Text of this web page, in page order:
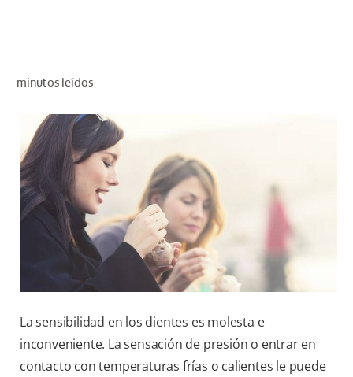
minutos leídos
La sensibilidad en los dientes es molesta e
inconveniente. La sensación de presión o entrar en
contacto con temperaturas frías o calientes le puede